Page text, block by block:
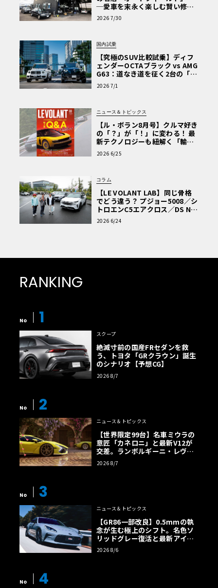
─愛車を末永く楽しむ賢い修理
術と、プロがフックス製オイル
を選ぶ理由〈PR〉
2026 7/30
国内試乗
【究極のSUV比較試乗】ディフ
ェンダーOCTAブラック vs AMG
G63：道なき道を征く2台の「対
極的アプローチ」
2026 7/1
ニュース＆トピックス
【ル・ボラン8月号】クルマ好き
の「？」が「！」に変わる！ 最
新テクノロジーも紐解く「輸入
車Q&A」
2026 6/25
コラム
【LE VOLANT LAB】同じ骨格
でどう違う？ プジョー5008／シ
トロエンC5エアクロス／DS Nº4
読者一気乗りレポート
2026 6/24
RANKING
No 1
スクープ
絶滅寸前の国産FRセダンを救
う、トヨタ「GRクラウン」誕生
のシナリオ【予想CG】
2026 8/7
No 2
ニュース＆トピックス
【世界限定99台】名車ミウラの
意匠「カネロニ」と最新V12が
交差。ランボルギーニ・レヴエ
ルトに60周年記念車が登場
2026 8/7
No 3
ニュース＆トピックス
【GR86一部改良】0.5mmの執
念が生む極上のシフト。名色ソ
リッドグレー復活と最新アイサ
イトでFRの極みへ
2026 8/6
No 4